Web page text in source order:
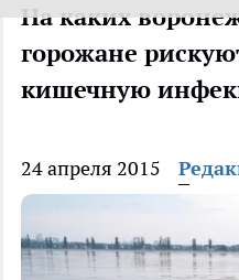
На каких
горожане
кишечную
24 апреля 2015